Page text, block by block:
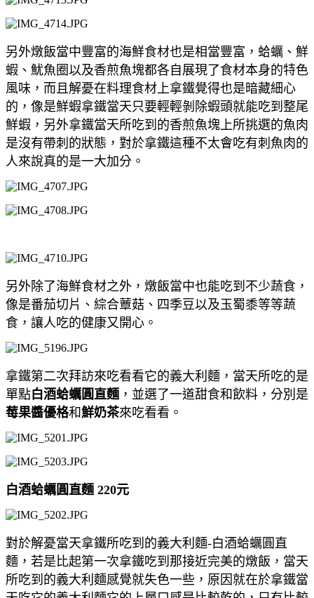
另外燉飯當中豐富的海鮮食材也是相當豐富，蛤蠣、鮮
蝦、魷魚圈以及香煎魚塊都各自展現了食材本身的特色
風味，而且解憂在料理食材上拿鐵覺得也是暗藏細心
的，像是鮮蝦拿鐵當天只要輕輕剝除蝦頭就能吃到整尾
鮮蝦，另外拿鐵當天所吃到的香煎魚塊上所挑選的魚肉
是沒有帶刺的狀態，對於拿鐵這種不太會吃有刺魚肉的
人來說真的是一大加分。
另外除了海鮮食材之外，燉飯當中也能吃到不少蔬食，
像是番茄切片、綜合蕈菇、四季豆以及玉蜀黍等等蔬
食，讓人吃的健康又開心。
拿鐵第二次拜訪來吃看看它的義大利麵，當天所吃的是
單點白酒蛤蠣圓直麵 ，並選了一道甜食和飲料，分別是
莓果醬優格和鮮奶茶來吃看看。
白酒蛤蠣圓直麵 220元
對於解憂當天拿鐵所吃到的義大利麵-白酒蛤蠣圓直
麵，若是比起第一次拿鐵吃到那接近完美的燉飯，當天
所吃到的義大利麵感覺就失色一些，原因就在於拿鐵當